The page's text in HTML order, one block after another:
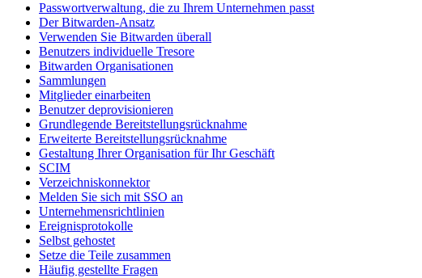
Passwortverwaltung, die zu Ihrem Unternehmen passt
Der Bitwarden-Ansatz
Verwenden Sie Bitwarden überall
Benutzers individuelle Tresore
Bitwarden Organisationen
Sammlungen
Mitglieder einarbeiten
Benutzer deprovisionieren
Grundlegende Bereitstellungsrücknahme
Erweiterte Bereitstellungsrücknahme
Gestaltung Ihrer Organisation für Ihr Geschäft
SCIM
Verzeichniskonnektor
Melden Sie sich mit SSO an
Unternehmensrichtlinien
Ereignisprotokolle
Selbst gehostet
Setze die Teile zusammen
Häufig gestellte Fragen